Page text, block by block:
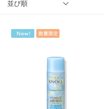
並び順